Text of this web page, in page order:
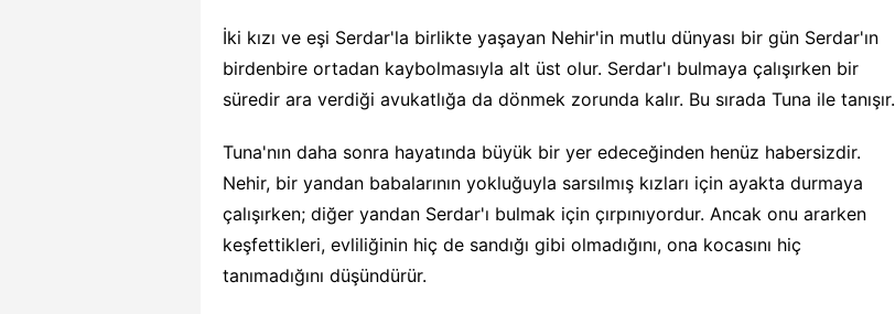
İki kızı ve eşi Serdar'la birlikte yaşayan Nehir'in mutlu dünyası bir gün Serdar'ın
birdenbire ortadan kaybolmasıyla alt üst olur. Serdar'ı bulmaya çalışırken bir
süredir ara verdiği avukatlığa da dönmek zorunda kalır. Bu sırada Tuna ile tanışır.
Tuna'nın daha sonra hayatında büyük bir yer edeceğinden henüz habersizdir.
Nehir, bir yandan babalarının yokluğuyla sarsılmış kızları için ayakta durmaya
çalışırken; diğer yandan Serdar'ı bulmak için çırpınıyordur. Ancak onu ararken
keşfettikleri, evliliğinin hiç de sandığı gibi olmadığını, ona kocasını hiç
tanımadığını düşündürür.